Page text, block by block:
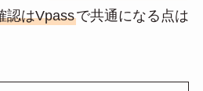
認はVpassで共通になる点は